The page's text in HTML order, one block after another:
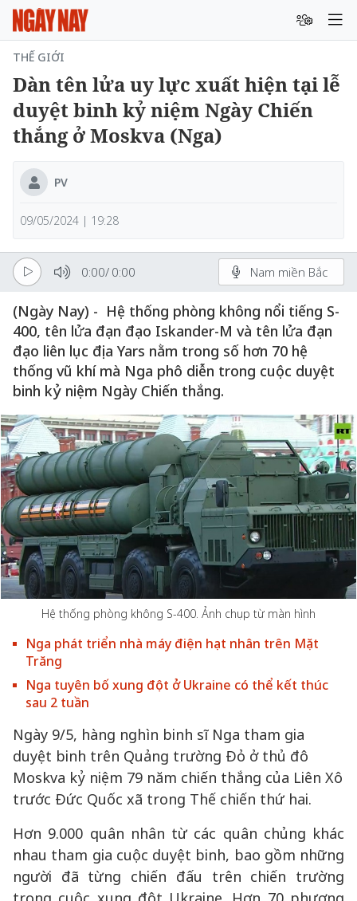
THẾ GIỚI
Dàn tên lửa uy lực xuất hiện tại lễ
duyệt binh kỷ niệm Ngày Chiến
thắng ở Moskva (Nga)
PV
09/05/2024 | 19:28
0:00/ 0:00 Nam miền Bắc
(Ngày Nay) - Hệ thống phòng không nổi tiếng S-
400, tên lửa đạn đạo Iskander-M và tên lửa đạn
đạo liên lục địa Yars nằm trong số hơn 70 hệ
thống vũ khí mà Nga phô diễn trong cuộc duyệt
binh kỷ niệm Ngày Chiến thắng.
Hệ thống phòng không S-400. Ảnh chụp từ màn hình
Nga phát triển nhà máy điện hạt nhân trên Mặt
Trăng
Nga tuyên bố xung đột ở Ukraine có thể kết thúc
sau 2 tuần
Ngày 9/5, hàng nghìn binh sĩ Nga tham gia
duyệt binh trên Quảng trường Đỏ ở thủ đô
Moskva kỷ niệm 79 năm chiến thắng của Liên Xô
trước Đức Quốc xã trong Thế chiến thứ hai.
Hơn 9.000 quân nhân từ các quân chủng khác
nhau tham gia cuộc duyệt binh, bao gồm những
người đã từng chiến đấu trên chiến trường